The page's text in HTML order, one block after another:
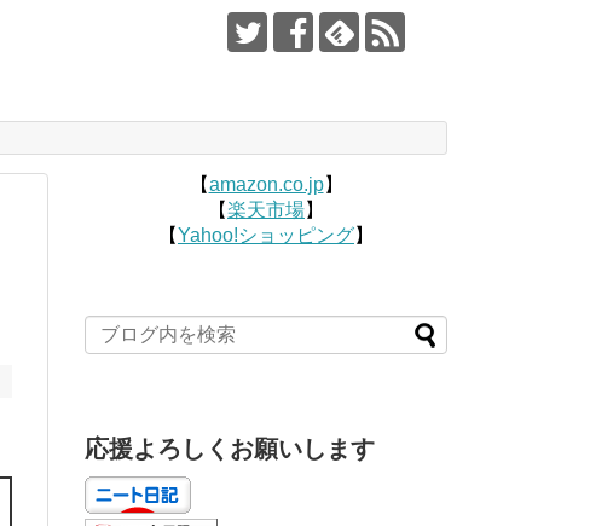
【amazon.co.jp】
【楽天市場】
【Yahoo!ショッピング】
応援よろしくお願いします